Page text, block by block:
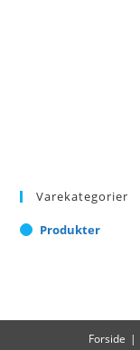
Varekategorier
Produkter
Forside